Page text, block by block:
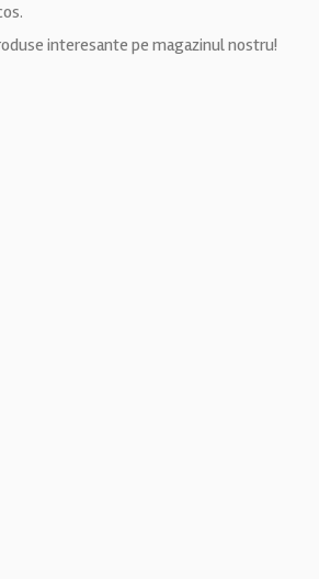
interesante pe magazinul nostru!